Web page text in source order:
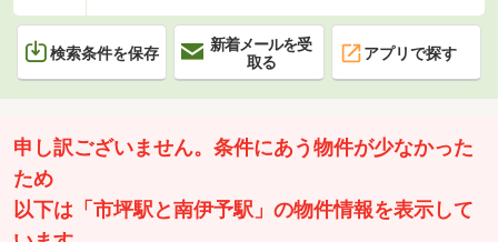
検索条件を保存
新着メールを受
取る
アプリで探す
申し訳ございません。条件にあう物件が少なかった
ため
以下は「市坪駅と南伊予駅」の物件情報を表示して